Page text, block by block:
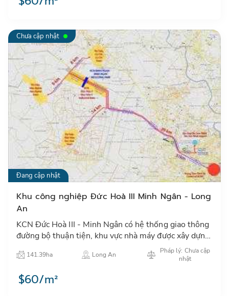
Chưa cập nhật
Đang cập nhật
Khu công nghiệp Đức Hoà III Minh Ngân - Long
An
KCN Đức Hoà III - Minh Ngân có hệ thống giao thông
đường bộ thuận tiện, khu vực nhà máy được xây dựng
141.39ha Long An
Pháp lý: Chưa cập
nhật
$60/m²